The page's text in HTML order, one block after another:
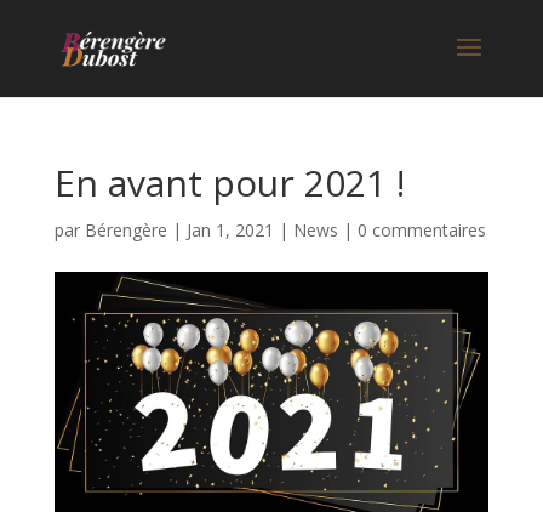
En avant pour 2021 !
par Bérengère | Jan 1, 2021 | News | 0 commentaires